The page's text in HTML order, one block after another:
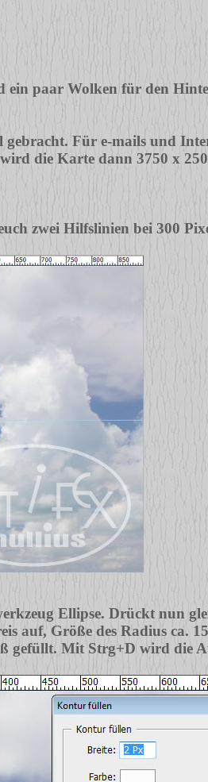
paar Wolken für den
gebracht. Für e-mails und
die Karte dann 3750 x
zwei Hilfslinien bei 300
Ellipse. Drückt nun
auf, Größe des Radius ca.
gefüllt. Mit Strg+D wird die